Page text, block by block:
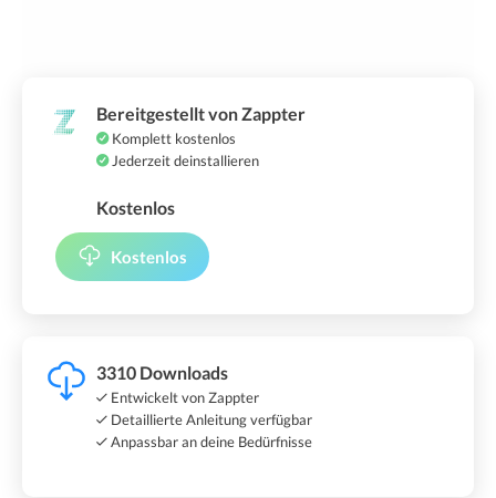
Bereitgestellt von Zappter
Komplett kostenlos
Jederzeit deinstallieren
Kostenlos
Kostenlos
3310 Downloads
Entwickelt von Zappter
Detaillierte Anleitung verfügbar
Anpassbar an deine Bedürfnisse